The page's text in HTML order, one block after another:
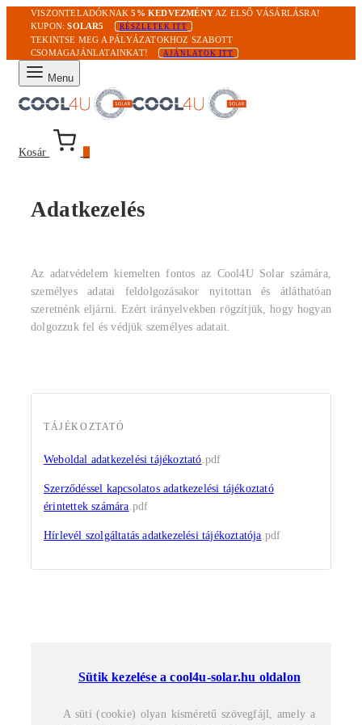
VISZONTELADÓKNAK5% KEDVEZMÉNY AZ ELSŐ VÁSÁRLÁSRA!
KUPON:SOLAR5 RÉSZLETEK ITT
TEKINTSE MEG A PÁLYÁZATOKHOZ SZABOTT
CSOMAGAJÁNLATAINKAT!
AJÁNLATOK ITT
Menu
Kosár
Adatkezelés
Az adatvédelem kiemelten fontos az Cool4U Solar számára,
személyes adatai feldolgozásakor nyitottan és átláthatóan
szeretnénk eljárni. Ezért irányelvekben rögzítjük, hogy hogyan
dolgozzuk fel és védjük személyes adatait.
TÁJÉKOZTATÓ
Weboldal adatkezelési tájékoztató.pdf
Szerződéssel kapcsolatos adatkezelési tájékoztató
érintettek számára.pdf
Hírlevél szolgáltatás adatkezelési tájékoztatója.pdf
Sütik kezelése a cool4u-solar.hu oldalon
A süti (cookie) olyan kisméretű szövegfájl, amely a